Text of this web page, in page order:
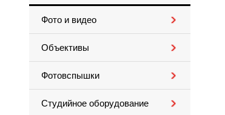
Фото и видео
Объективы
Фотовспышки
Студийное оборудование